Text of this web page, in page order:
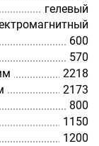
гелевый
600
570
2218
2173
800
1150
1200